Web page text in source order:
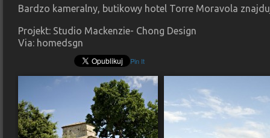
Bardzo kameralny, butikowy hotel Torre Moravola
Projekt: Studio Mackenzie- Chong Design
Via: homedsgn
Pin It